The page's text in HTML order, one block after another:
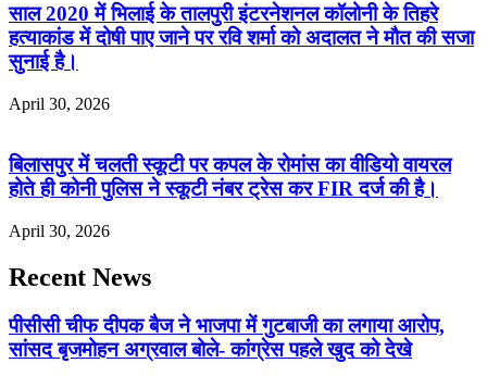
साल 2020 में भिलाई के तालपुरी इंटरनेशनल कॉलोनी के तिहरे
हत्याकांड में दोषी पाए जाने पर रवि शर्मा को अदालत ने मौत की सजा
सुनाई है।
April 30, 2026
बिलासपुर में चलती स्कूटी पर कपल के रोमांस का वीडियो वायरल
होते ही कोनी पुलिस ने स्कूटी नंबर ट्रेस कर FIR दर्ज की है।
April 30, 2026
Recent News
पीसीसी चीफ दीपक बैज ने भाजपा में गुटबाजी का लगाया आरोप,
सांसद बृजमोहन अग्रवाल बोले- कांग्रेस पहले खुद को देखे